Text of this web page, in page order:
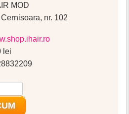
MOD
Cernisoara, nr. 102
lei